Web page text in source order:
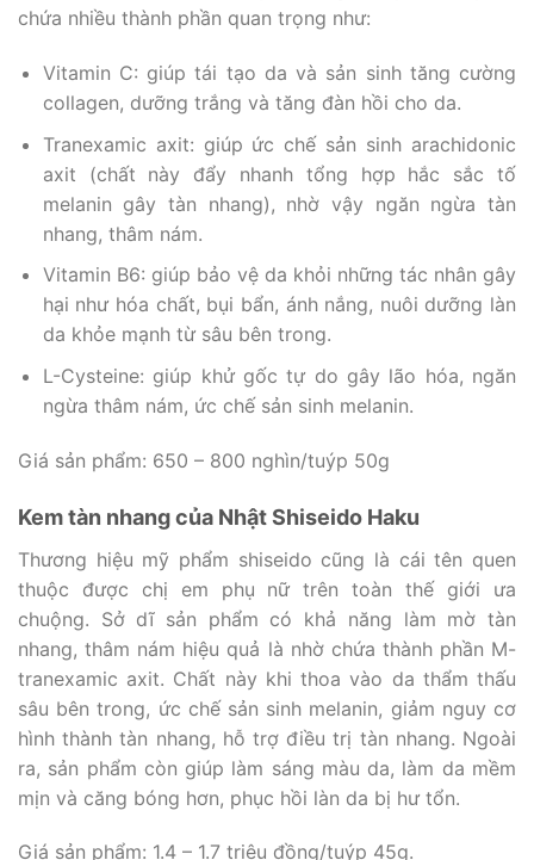
chứa nhiều thành phần quan trọng như:
Vitamin C: giúp tái tạo da và sản sinh tăng cường
collagen, dưỡng trắng và tăng đàn hồi cho da.
Tranexamic axit: giúp ức chế sản sinh arachidonic
axit (chất này đẩy nhanh tổng hợp hắc sắc tố
melanin gây tàn nhang), nhờ vậy ngăn ngừa tàn
nhang, thâm nám.
Vitamin B6: giúp bảo vệ da khỏi những tác nhân gây
hại như hóa chất, bụi bẩn, ánh nắng, nuôi dưỡng làn
da khỏe mạnh từ sâu bên trong.
L-Cysteine: giúp khử gốc tự do gây lão hóa, ngăn
ngừa thâm nám, ức chế sản sinh melanin.
Giá sản phẩm: 650 – 800 nghìn/tuýp 50g
Kem tàn nhang của Nhật Shiseido Haku
Thương hiệu mỹ phẩm shiseido cũng là cái tên quen
thuộc được chị em phụ nữ trên toàn thế giới ưa
chuộng. Sở dĩ sản phẩm có khả năng làm mờ tàn
nhang, thâm nám hiệu quả là nhờ chứa thành phần M-
tranexamic axit. Chất này khi thoa vào da thẩm thấu
sâu bên trong, ức chế sản sinh melanin, giảm nguy cơ
hình thành tàn nhang, hỗ trợ điều trị tàn nhang. Ngoài
ra, sản phẩm còn giúp làm sáng màu da, làm da mềm
mịn và căng bóng hơn, phục hồi làn da bị hư tổn.
Giá sản phẩm: 1.4 – 1.7 triệu đồng/tuýp 45g.